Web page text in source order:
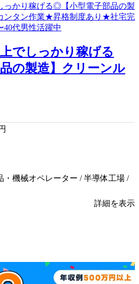
でしっかり稼げる
の製造】クリーンル
・機械オペレーター / 半導体工場 /
詳細を表示